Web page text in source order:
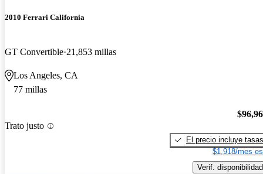
2010 Ferrari California
GT Convertible 21,853 millas
Los Angeles, CA
77 millas
Trato justo
El precio incluye tasas
$1,918/mes
Verif. disponibilidad